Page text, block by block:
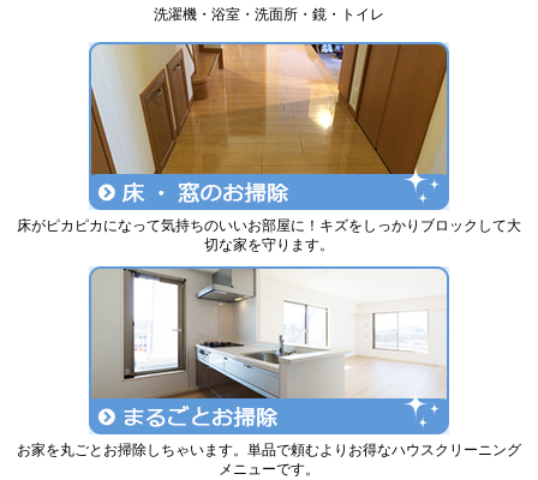
洗濯機・浴室・洗面所・鏡・トイレ
床がピカピカになって気持ちのいいお部屋に！キズをしっかりブロックして大
切な家を守ります。
お家を丸ごとお掃除しちゃいます。単品で頼むよりお得なハウスクリーニング
メニューです。